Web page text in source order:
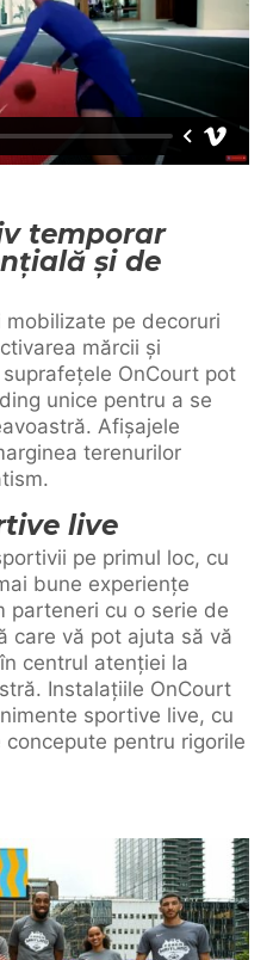
temporar
și de
pe decoruri
mărcii și
OnCourt pot
unice pentru a se
Afișajele
terenurilor
live
pe primul loc, cu
bune experiențe
parteneri cu o serie de
care vă pot ajuta să vă
centrul atenției la
Instalațiile OnCourt
sportive live, cu
pentru rigorile